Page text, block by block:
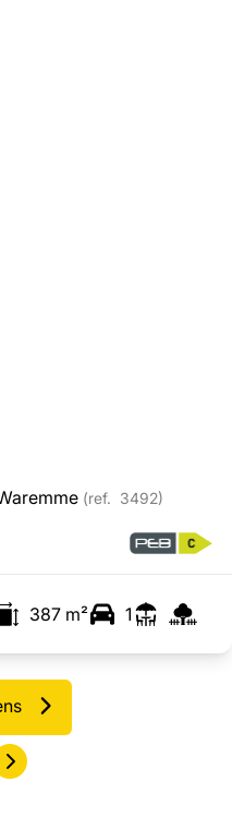
(ref. 3492)
387 m² 1